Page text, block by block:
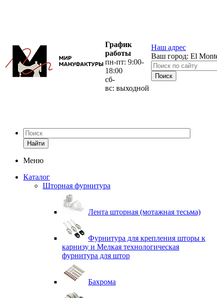
График
работы
пн-пт: 9:00-
18:00
сб-
вс: выходной
Наш адрес
Ваш город: El
Найти
Меню
Каталог
Шторная фурнитура
Лента шторная (мотажная тесьма)
Фурнитура для крепления шторы к
карнизу и Мелкая технологическая
фурнитура для штор
Бахрома